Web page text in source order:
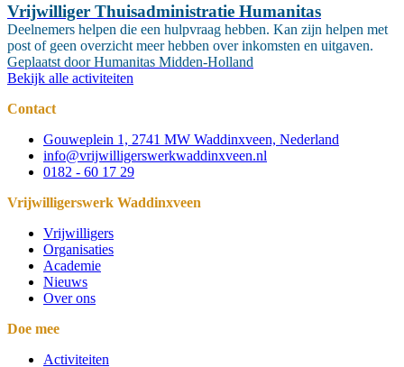
Vrijwilliger Thuisadministratie Humanitas
Deelnemers helpen die een hulpvraag hebben. Kan zijn helpen met
post of geen overzicht meer hebben over inkomsten en uitgaven.
Geplaatst door Humanitas Midden-Holland
Bekijk alle activiteiten
Contact
Gouweplein 1, 2741 MW Waddinxveen, Nederland
info@vrijwilligerswerkwaddinxveen.nl
0182 - 60 17 29
Vrijwilligerswerk Waddinxveen
Vrijwilligers
Organisaties
Academie
Nieuws
Over ons
Doe mee
Activiteiten